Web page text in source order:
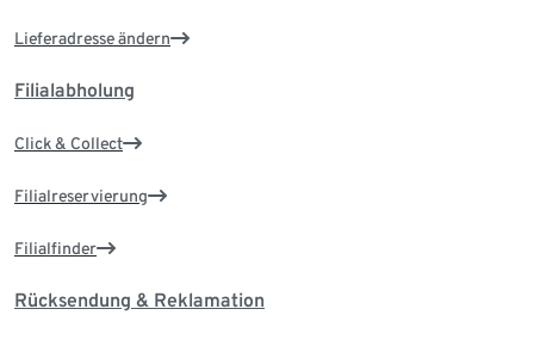
Lieferadresse ändern
Filialabholung
Click & Collect
Filialreservierung
Filialfinder
Rücksendung & Reklamation